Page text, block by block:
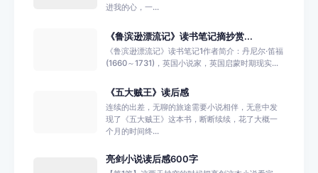
进我的心，一...
《鲁滨逊漂流记》读书笔记摘抄赏...
《鲁滨逊漂流记》读书笔记1作者简介：丹尼尔·笛福
(1660～1731)，英国小说家，英国启蒙时期现实...
《五大贼王》读后感
连续的出差，无聊的旅途需要小说相伴，无意中发
现了《五大贼王》这本书，断断续续，花了大概一
个月的时间终...
亮剑小说读后感600字